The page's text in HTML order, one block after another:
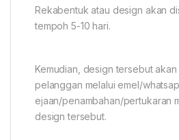
Rekabentuk atau design akan
tempoh 5-10 hari.
Kemudian, design tersebut
pelanggan melalui emel/
ejaan/penambahan/pertukaran
design tersebut.